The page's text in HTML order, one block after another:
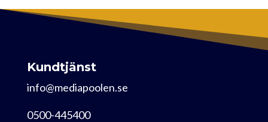
Kundtjänst
info@mediapoolen.se
0500-445400